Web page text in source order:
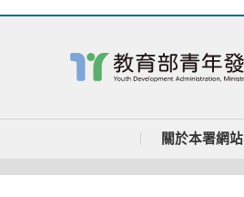
關於本署網站